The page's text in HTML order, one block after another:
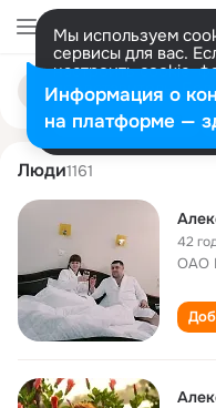
Мы используем
сервисы для вас.
настроить cookie-
представитель.
Разрешить все
Поиск
людям
aleksey surov
Люди1161
42
ОАО
Информация о
на платформе —